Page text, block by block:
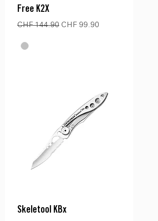
Free K2X
Standardpreis
CHF 144.90 Sale-Preis
CHF 99.90
Skeletool KBx